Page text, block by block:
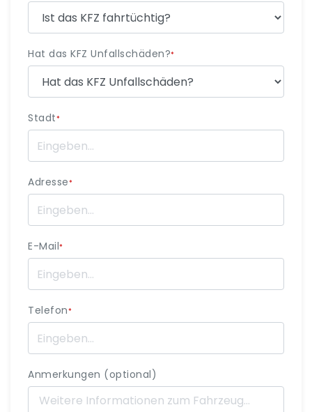
Hat das KFZ Unfallschäden?*
Stadt*
Adresse*
E-Mail*
Telefon*
Anmerkungen (optional)